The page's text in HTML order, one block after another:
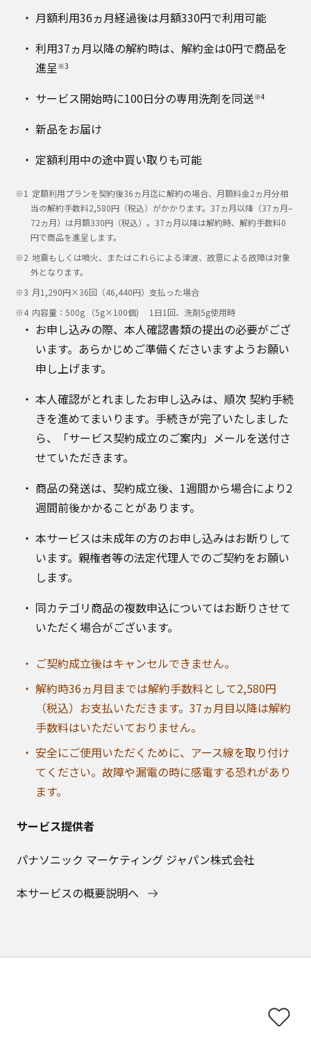
月額利用36ヵ月経過後は月額330円で利用可能
利用37ヵ月以降の解約時は、解約金は0円で商品を
進呈 ※3
サービス開始時に100日分の専用洗剤を同送※4
新品をお届け
定額利用中の途中買い取りも可能
定額利用プランを契約後36ヵ月迄に解約の場合、月額料金2ヵ月分相
当の解約手数料2,580円（税込）がかかります。37ヵ月以降（37ヵ月–
72ヵ月）は月額330円（税込）。37ヵ月以降は解約時、解約手数料0
円で商品を進呈します。
地震もしくは噴火、またはこれらによる津波、故意による故障は対象
外となります。
月1,290円×36回（46,440円）支払った場合
内容量：500g （5g×100個) 1日1回、洗剤5g使用時
お申し込みの際、本人確認書類の提出の必要がござ
います。あらかじめご準備くださいますようお願い
申し上げます。
本人確認がとれましたお申し込みは、順次 契約手続
きを進めてまいります。手続きが完了いたしました
ら、「サービス契約成立のご案内」メールを送付さ
せていただきます。
商品の発送は、契約成立後、1週間から場合により2
週間前後かかることがあります。
本サービスは未成年の方のお申し込みはお断りして
います。親権者等の法定代理人でのご契約をお願い
します。
同カテゴリ商品の複数申込についてはお断りさせて
いただく場合がございます。
ご契約成立後はキャンセルできません。
解約時36ヵ月目までは解約手数料として2,580円
（税込）お支払いただきます。37ヵ月目以降は解約
手数料はいただいておりません。
安全にご使用いただくために、アース線を取り付け
てください。故障や漏電の時に感電する恐れがあり
ます。
サービス提供者
パナソニック マーケティング ジャパン株式会社
本サービスの概要説明へ